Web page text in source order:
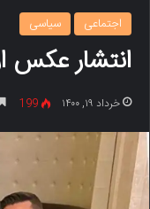
اجتماعی
سیاسی
انتشار عکس
خرداد ۱۹, ۱۴۰۰ 199